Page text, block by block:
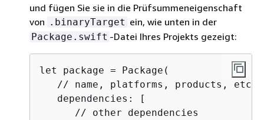
und fügen Sie sie in die Prüfsummeneigenschaft
von .binaryTarget ein, wie unten in der
Package.swift -Datei Ihres Projekts gezeigt:
let package = Package(
   // name, platforms, products, etc.
   dependencies: [
      // other dependencies